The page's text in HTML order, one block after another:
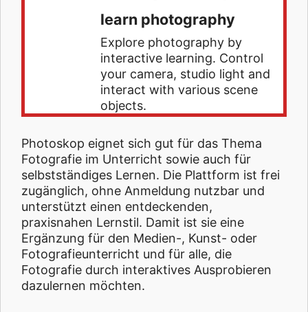
learn photography
Explore photography by
interactive learning. Control
your camera, studio light and
interact with various scene
objects.
Photoskop eignet sich gut für das Thema
Fotografie im Unterricht sowie auch für
selbstständiges Lernen. Die Plattform ist frei
zugänglich, ohne Anmeldung nutzbar und
unterstützt einen entdeckenden,
praxisnahen Lernstil. Damit ist sie eine
Ergänzung für den Medien-, Kunst- oder
Fotografieunterricht und für alle, die
Fotografie durch interaktives Ausprobieren
dazulernen möchten.